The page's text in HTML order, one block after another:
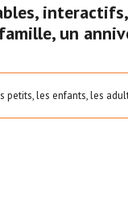
un
les enfants, les